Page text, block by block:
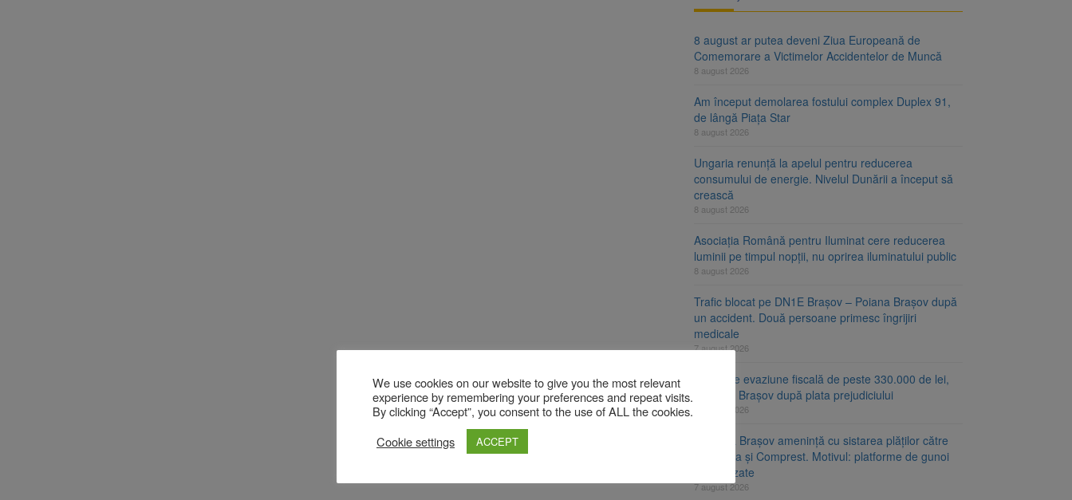
8 august ar putea deveni Ziua Europeană de
Comemorare a Victimelor Accidentelor de Muncă
8 august 2026
Am început demolarea fostului complex Duplex 91,
de lângă Piața Star
8 august 2026
Ungaria renunță la apelul pentru reducerea
consumului de energie. Nivelul Dunării a început să
crească
8 august 2026
Asociația Română pentru Iluminat cere reducerea
luminii pe timpul nopții, nu oprirea iluminatului public
8 august 2026
Trafic blocat pe DN1E Brașov – Poiana Brașov după
un accident. Două persoane primesc îngrijiri
medicale
7 august 2026
Dosar de evaziune fiscală de peste 330.000 de lei,
clasat la Brașov după plata prejudiciului
7 august 2026
Primăria Brașov amenință cu sistarea plăților către
Brai-Cata și Comprest. Motivul: platforme de gunoi
neigienizate
7 august 2026
We use cookies on our website to give you the most relevant
experience by remembering your preferences and repeat visits.
By clicking “Accept”, you consent to the use of ALL the cookies.
Cookie settings
ACCEPT